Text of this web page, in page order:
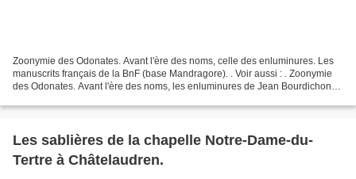
Zoonymie des Odonates. Avant l'ère des noms, celle des enluminures. Les
manuscrits français de la BnF (base Mandragore). . Voir aussi : . Zoonymie
des Odonates. Avant l'ère des noms, les enluminures de Jean Bourdichon
Les sablières de la chapelle Notre-Dame-du-
Tertre à Châtelaudren.